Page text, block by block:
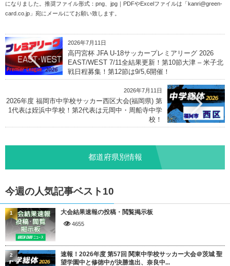
になりました。推奨ファイル形式：png、jpg｜PDFやExcelファイルは「 kanri@green-
card.co.jp 」宛にメールにてお願い致します。
2026年7月11日
高円宮杯 JFA U-18サッカープレミアリーグ 2026
EAST/WEST 7/11全結果更新！第10節大津 – 米子北
戦日程募集！第12節は9/5,6開催！
2026年7月11日
2026年度 福岡市中学校サッカー西区大会(福岡県) 第
1代表は姪浜中学校！第2代表は元岡中・周船寺中学
校！
都道府県別情報
今週の人気記事ベスト10
大会結果速報の投稿・閲覧掲示板
4655
1
速報！2026年度 第57回 関東中学校サッカー大会＠茨城 聖
望学園中と修徳中が決勝進出、奈良中...
2